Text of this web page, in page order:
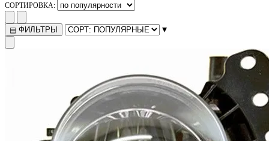
СОРТИРОВКА:
▤ ФИЛЬТРЫ ▾